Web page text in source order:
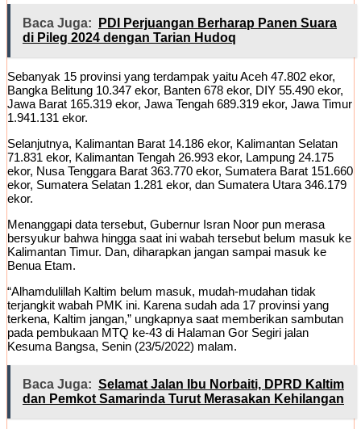
Baca Juga:
PDI Perjuangan Berharap Panen Suara
di Pileg 2024 dengan Tarian Hudoq
Sebanyak 15 provinsi yang terdampak yaitu Aceh 47.802 ekor,
Bangka Belitung 10.347 ekor, Banten 678 ekor, DIY 55.490 ekor,
Jawa Barat 165.319 ekor, Jawa Tengah 689.319 ekor, Jawa Timur
1.941.131 ekor.
Selanjutnya, Kalimantan Barat 14.186 ekor, Kalimantan Selatan
71.831 ekor, Kalimantan Tengah 26.993 ekor, Lampung 24.175
ekor, Nusa Tenggara Barat 363.770 ekor, Sumatera Barat 151.660
ekor, Sumatera Selatan 1.281 ekor, dan Sumatera Utara 346.179
ekor.
Menanggapi data tersebut, Gubernur Isran Noor pun merasa
bersyukur bahwa hingga saat ini wabah tersebut belum masuk ke
Kalimantan Timur. Dan, diharapkan jangan sampai masuk ke
Benua Etam.
“Alhamdulillah Kaltim belum masuk, mudah-mudahan tidak
terjangkit wabah PMK ini. Karena sudah ada 17 provinsi yang
terkena, Kaltim jangan,” ungkapnya saat memberikan sambutan
pada pembukaan MTQ ke-43 di Halaman Gor Segiri jalan
Kesuma Bangsa, Senin (23/5/2022) malam.
Baca Juga: Selamat Jalan Ibu Norbaiti, DPRD Kaltim
dan Pemkot Samarinda Turut Merasakan Kehilangan